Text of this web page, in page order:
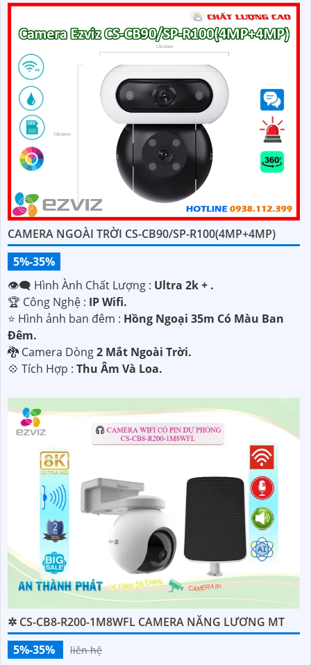
CAMERA NGOÀI TRỜI CS-CB90/SP-R100(4MP+4MP)
5%-35%
👁️‍🗨 Hình Ành Chất Lượng : Ultra 2k + .
🏆 Công Nghệ : IP Wifi.
⭐ Hình ảnh ban đêm : Hồng Ngoại 35m Có Màu Ban
Ðêm.
🐉️ Camera Dòng2 Mắt Ngoài Trời.
️💠 Tích Hợp : Thu Âm Và Loa.
✲ CS-CB8-R200-1M8WFL CAMERA NĂNG LƯƠNG MT
5%-35%
liên hệ